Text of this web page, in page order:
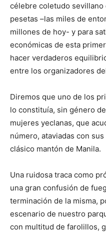
célebre coletudo
pesetas –las miles de
millones de hoy- y para
económicas de esta
hacer verdaderos
entre los organizadores
Diremos que uno de los
lo constituía, sin género
mujeres yeclanas, que
número, ataviadas con
clásico mantón de Manila.
Una ruidosa traca como
una gran confusión de
terminación de la misma,
escenario de nuestro
con multitud de farolillos,